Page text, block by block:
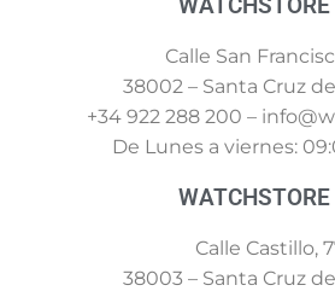
Calle San
38002 – Santa Cruz
+34 922 288 200 –
De Lunes a viernes:
Calle Castillo,
38003 – Santa Cruz